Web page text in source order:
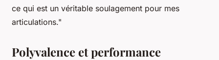
ce qui est un véritable soulagement pour mes
articulations."
Polyvalence et performance